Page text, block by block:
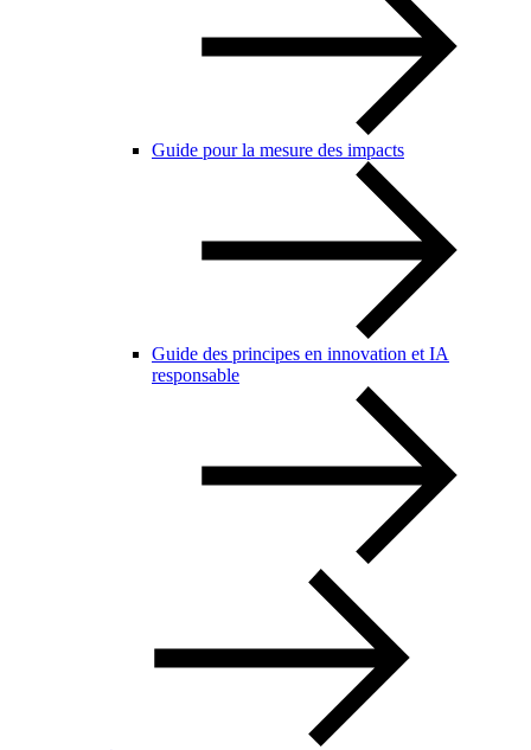
Guide pour la mesure des impacts
Guide des principes en innovation et IA
responsable